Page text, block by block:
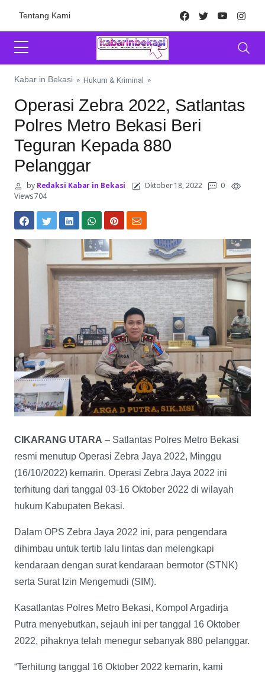
Tentang Kami Facebook
TwitterYoutube
Kabar in Bekasi » Hukum & Kriminal »
Operasi Zebra 2022, Satlantas
Polres Metro Bekasi Beri
Teguran Kepada 880
Pelanggar
byRedaksi Kabar in Bekasi Oktober 18, 2022
0
Views 704
CIKARANG UTARA – Satlantas Polres Metro Bekasi
resmi menutup Operasi Zebra Jaya 2022, Minggu
(16/10/2022) kemarin. Operasi Zebra Jaya 2022 ini
terhitung dari tanggal 03-16 Oktober 2022 di wilayah
hukum Kabupaten Bekasi.
Dalam OPS Zebra Jaya 2022 ini, para pengendara
dihimbau untuk tertib lalu lintas dan melengkapi
kendaraan dengan surat kendaraan bermotor (STNK)
serta Surat Izin Mengemudi (SIM).
Kasatlantas Polres Metro Bekasi, Kompol Argadirja
Putra menyebutkan, sejauh ini per tanggal 16 Oktober
2022, pihaknya telah menegur sebanyak 880 pelanggar.
“Terhitung tanggal 16 Oktober 2022 kemarin, kami